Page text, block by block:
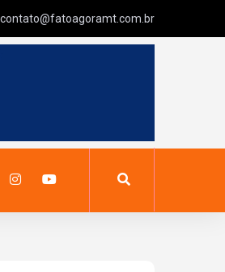
contato@fatoagoramt.com.br